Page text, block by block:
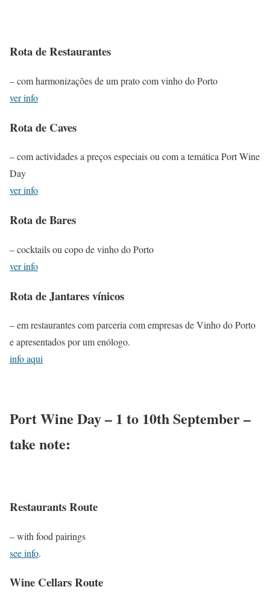
Rota de Restaurantes
– com harmonizações de um prato com vinho do Porto
ver info
Rota de Caves
– com actividades a preços especiais ou com a temática Port Wine
Day
ver info
Rota de Bares
– cocktails ou copo de vinho do Porto
ver info
Rota de Jantares vínicos
– em restaurantes com parceria com empresas de Vinho do Porto
e apresentados por um enólogo.
info aqui
Port Wine Day – 1 to 10th September –
take note:
Restaurants Route
– with food pairings
see info.
Wine Cellars Route